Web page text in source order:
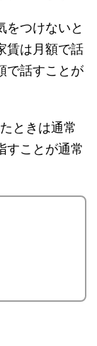
をつけないと
賃は月額で話
で話すことが
ときは通常
すことが通常